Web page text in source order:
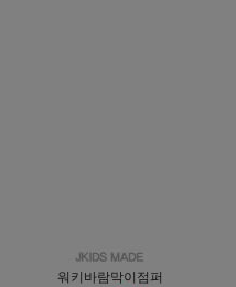
워키바람막이점퍼